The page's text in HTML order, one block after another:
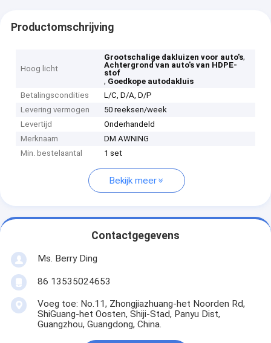
Productomschrijving
Hoog licht
Grootschalige dakluizen voor auto's,
Achtergrond van auto's van HDPE-
stof
, Goedkope autodakluis
Betalingscondities
L/C, D/A, D/P
Levering vermogen
50 reeksen/week
Levertijd
Onderhandeld
Merknaam
DM AWNING
Min. bestelaantal
1 set
Bekijk meer
Contactgegevens
Ms. Berry Ding
86 13535024653
Voeg toe: No.11, Zhongjiazhuang-het Noorden Rd,
ShiGuang-het Oosten, Shiji-Stad, Panyu Dist,
Guangzhou, Guangdong, China.